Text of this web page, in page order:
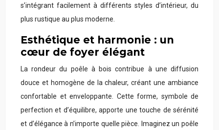
s’intégrant facilement à différents styles d’intérieur, du
plus rustique au plus moderne.
Esthétique et harmonie : un
cœur de foyer élégant
La rondeur du poêle à bois contribue à une diffusion
douce et homogène de la chaleur, créant une ambiance
confortable et enveloppante. Cette forme, symbole de
perfection et d’équilibre, apporte une touche de sérénité
et d’élégance à n’importe quelle pièce. Imaginez un poêle